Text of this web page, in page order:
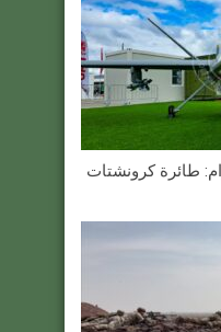
بإن قزام: طائرة كرونشتات